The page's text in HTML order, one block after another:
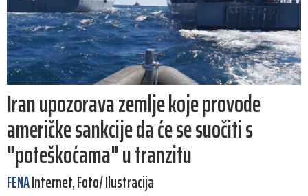
Iran upozorava zemlje koje provode
američke sankcije da će se suočiti s
"poteškoćama" u tranzitu
FENAInternet, Foto/ Ilustracija